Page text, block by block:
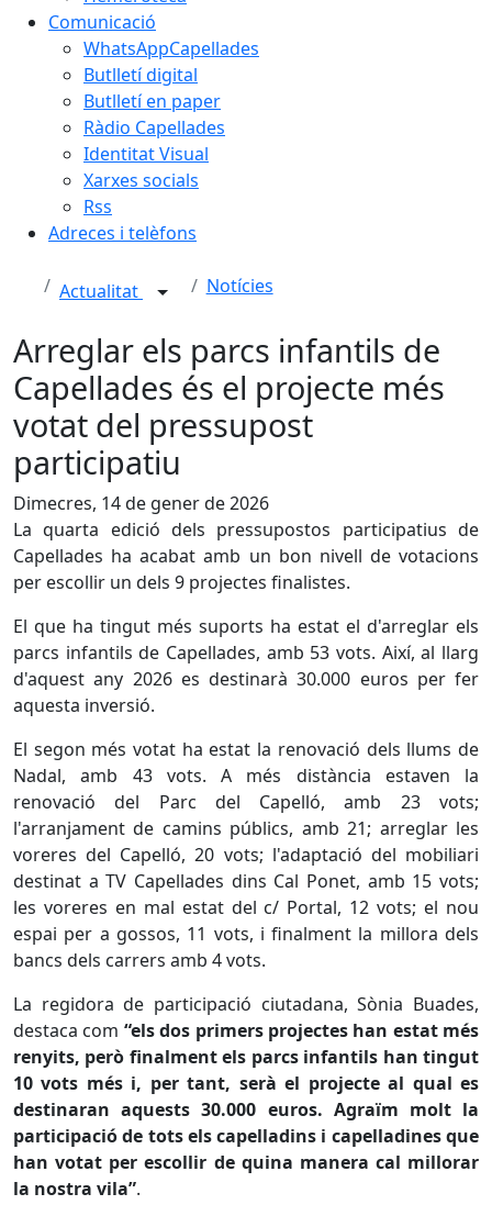
Comunicació
WhatsAppCapellades
Butlletí digital
Butlletí en paper
Ràdio Capellades
Identitat Visual
Xarxes socials
Rss
Adreces i telèfons
Actualitat Notícies
Arreglar els parcs infantils de
Capellades és el projecte més
votat del pressupost
participatiu
Dimecres, 14 de gener de 2026
La quarta edició dels pressupostos participatius de
Capellades ha acabat amb un bon nivell de votacions
per escollir un dels 9 projectes finalistes.
El que ha tingut més suports ha estat el d'arreglar els
parcs infantils de Capellades, amb 53 vots. Així, al llarg
d'aquest any 2026 es destinarà 30.000 euros per fer
aquesta inversió.
El segon més votat ha estat la renovació dels llums de
Nadal, amb 43 vots. A més distància estaven la
renovació del Parc del Capelló, amb 23 vots;
l'arranjament de camins públics, amb 21; arreglar les
voreres del Capelló, 20 vots; l'adaptació del mobiliari
destinat a TV Capellades dins Cal Ponet, amb 15 vots;
les voreres en mal estat del c/ Portal, 12 vots; el nou
espai per a gossos, 11 vots, i finalment la millora dels
bancs dels carrers amb 4 vots.
La regidora de participació ciutadana, Sònia Buades,
destaca com “els dos primers projectes han estat més
renyits, però finalment els parcs infantils han tingut
10 vots més i, per tant, serà el projecte al qual es
destinaran aquests 30.000 euros. Agraïm molt la
participació de tots els capelladins i capelladines que
han votat per escollir de quina manera cal millorar
la nostra vila”.